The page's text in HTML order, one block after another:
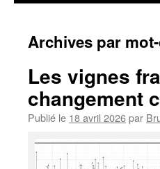
Archives par
Les vignes
changement
Publié le 18 avril 2026par